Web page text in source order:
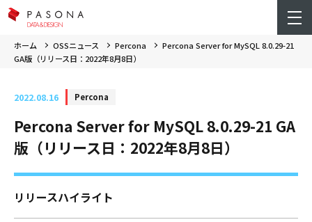
ホーム OSSニュース Percona
Percona Server for MySQL 8.0.29-21
GA版（リリース日：2022年8月8日）
2022.08.16 Percona
Percona Server for MySQL 8.0.29-21 GA
版（リリース日：2022年8月8日）
リリースハイライト